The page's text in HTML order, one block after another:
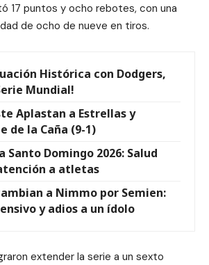
17 puntos y ocho rebotes, con una
de ocho de nueve en tiros.
Histórica con Dodgers,
Mundial!
Aplastan a Estrellas y
de la Caña (9-1)
Santo Domingo 2026: Salud
a atletas
a Nimmo por Semien:
y adios a un ídolo
extender la serie a un sexto